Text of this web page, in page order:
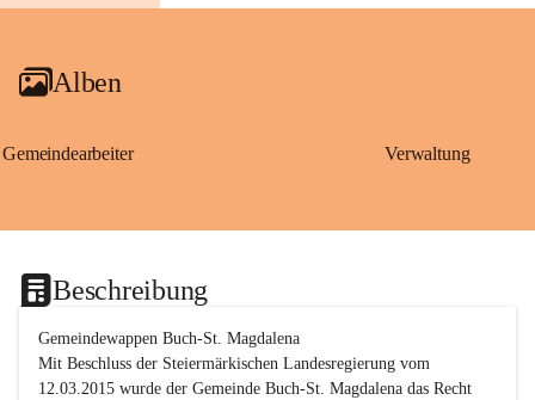
Alben
Gemeindearbeiter Verwaltung
Beschreibung
Gemeindewappen Buch-St. Magdalena
Mit Beschluss der Steiermärkischen Landesregierung vom
12.03.2015 wurde der Gemeinde Buch-St. Magdalena das Recht